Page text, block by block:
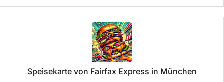
Speisekarte von Fairfax Express in München